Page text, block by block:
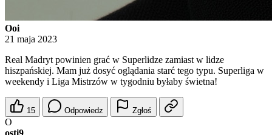
Ooi
21 maja 2023
Real Madryt powinien grać w Superlidze zamiast w lidze
hiszpańskiej. Mam już dosyć oglądania starć tego typu. Superliga w
weekendy i Liga Mistrzów w tygodniu byłaby świetna!
15 Odpowiedz Zgłoś
O
osti9